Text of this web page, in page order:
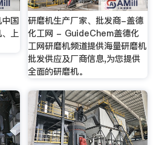
中国
上
研磨机生产厂家、批发商-盖德
化工网 - GuideChem盖德化
工网研磨机频道提供海量研磨机
批发供应及厂商信息,为您提供
全面的研磨机。